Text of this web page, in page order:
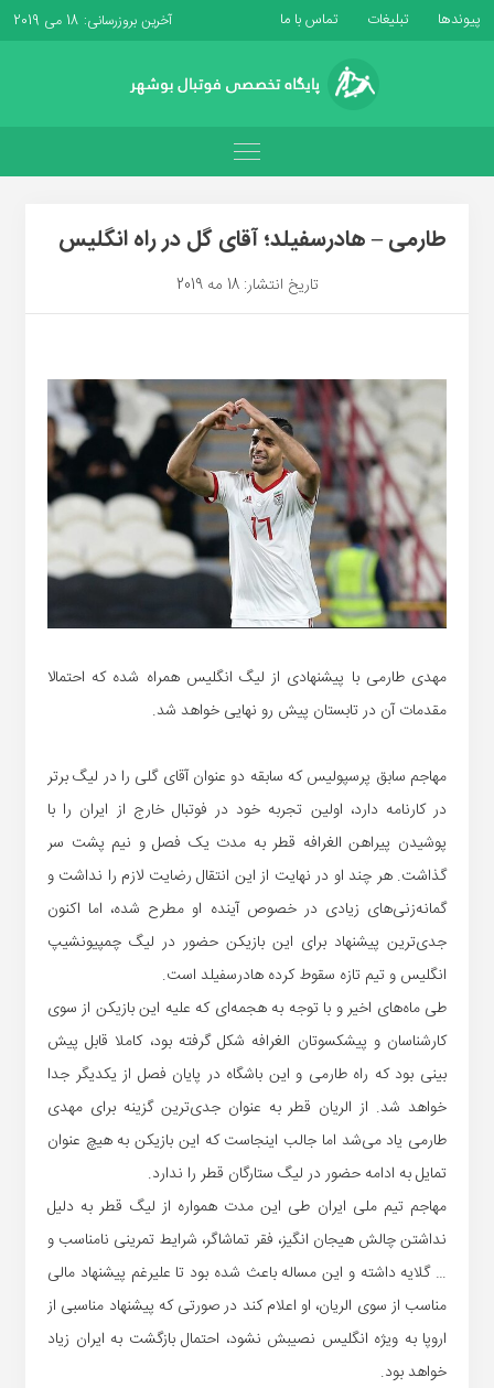
پیوندها تبلیغات تماس با ما آخرین بروزرسانی: 18 می 2019
طارمی – هادرسفیلد؛ آقای گل در راه انگلیس
تاریخ انتشار: 18 مه 2019
مهدی طارمی با پیشنهادی از لیگ انگلیس همراه شده که احتمالا
مقدمات آن در تابستان پیش رو نهایی خواهد شد.
مهاجم سابق پرسپولیس که سابقه دو عنوان آقای گلی را در لیگ برتر
در کارنامه دارد، اولین تجربه خود در فوتبال خارج از ایران را با
پوشیدن پیراهن الغرافه قطر به مدت یک فصل و نیم پشت سر
گذاشت. هر چند او در نهایت از این انتقال رضایت لازم را نداشت و
گمانه‌زنی‌های زیادی در خصوص آینده او مطرح شده، اما اکنون
جدی‌ترین پیشنهاد برای این بازیکن حضور در لیگ چمپیونشیپ
انگلیس و تیم تازه سقوط کرده هادرسفیلد است.
طی ماه‌های اخیر و با توجه به هجمه‌ای که علیه این بازیکن از سوی
کارشناسان و پیشکسوتان الغرافه شکل گرفته بود، کاملا قابل پیش
بینی بود که راه طارمی و این باشگاه در پایان فصل از یکدیگر جدا
خواهد شد. از الریان قطر به عنوان جدی‌ترین گزینه برای مهدی
طارمی یاد می‌شد اما جالب اینجاست که این بازیکن به هیچ عنوان
تمایل به ادامه حضور در لیگ ستارگان قطر را ندارد.
مهاجم تیم ملی ایران طی این مدت همواره از لیگ قطر به دلیل
نداشتن چالش هیجان انگیز، فقر تماشاگر، شرایط تمرینی نامناسب و
… گلایه داشته و این مساله باعث شده بود تا علیرغم پیشنهاد مالی
مناسب از سوی الریان، او اعلام کند در صورتی که پیشنهاد مناسبی از
اروپا به ویژه انگلیس نصیبش نشود، احتمال بازگشت به ایران زیاد
خواهد بود.